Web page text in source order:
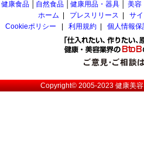
健康食品 自然食品 健康用品・器具 美容
ホーム
プレスリリース
サ
Cookieポリシー
利用規約 個人情報
Copyright© 2005-2023健康美